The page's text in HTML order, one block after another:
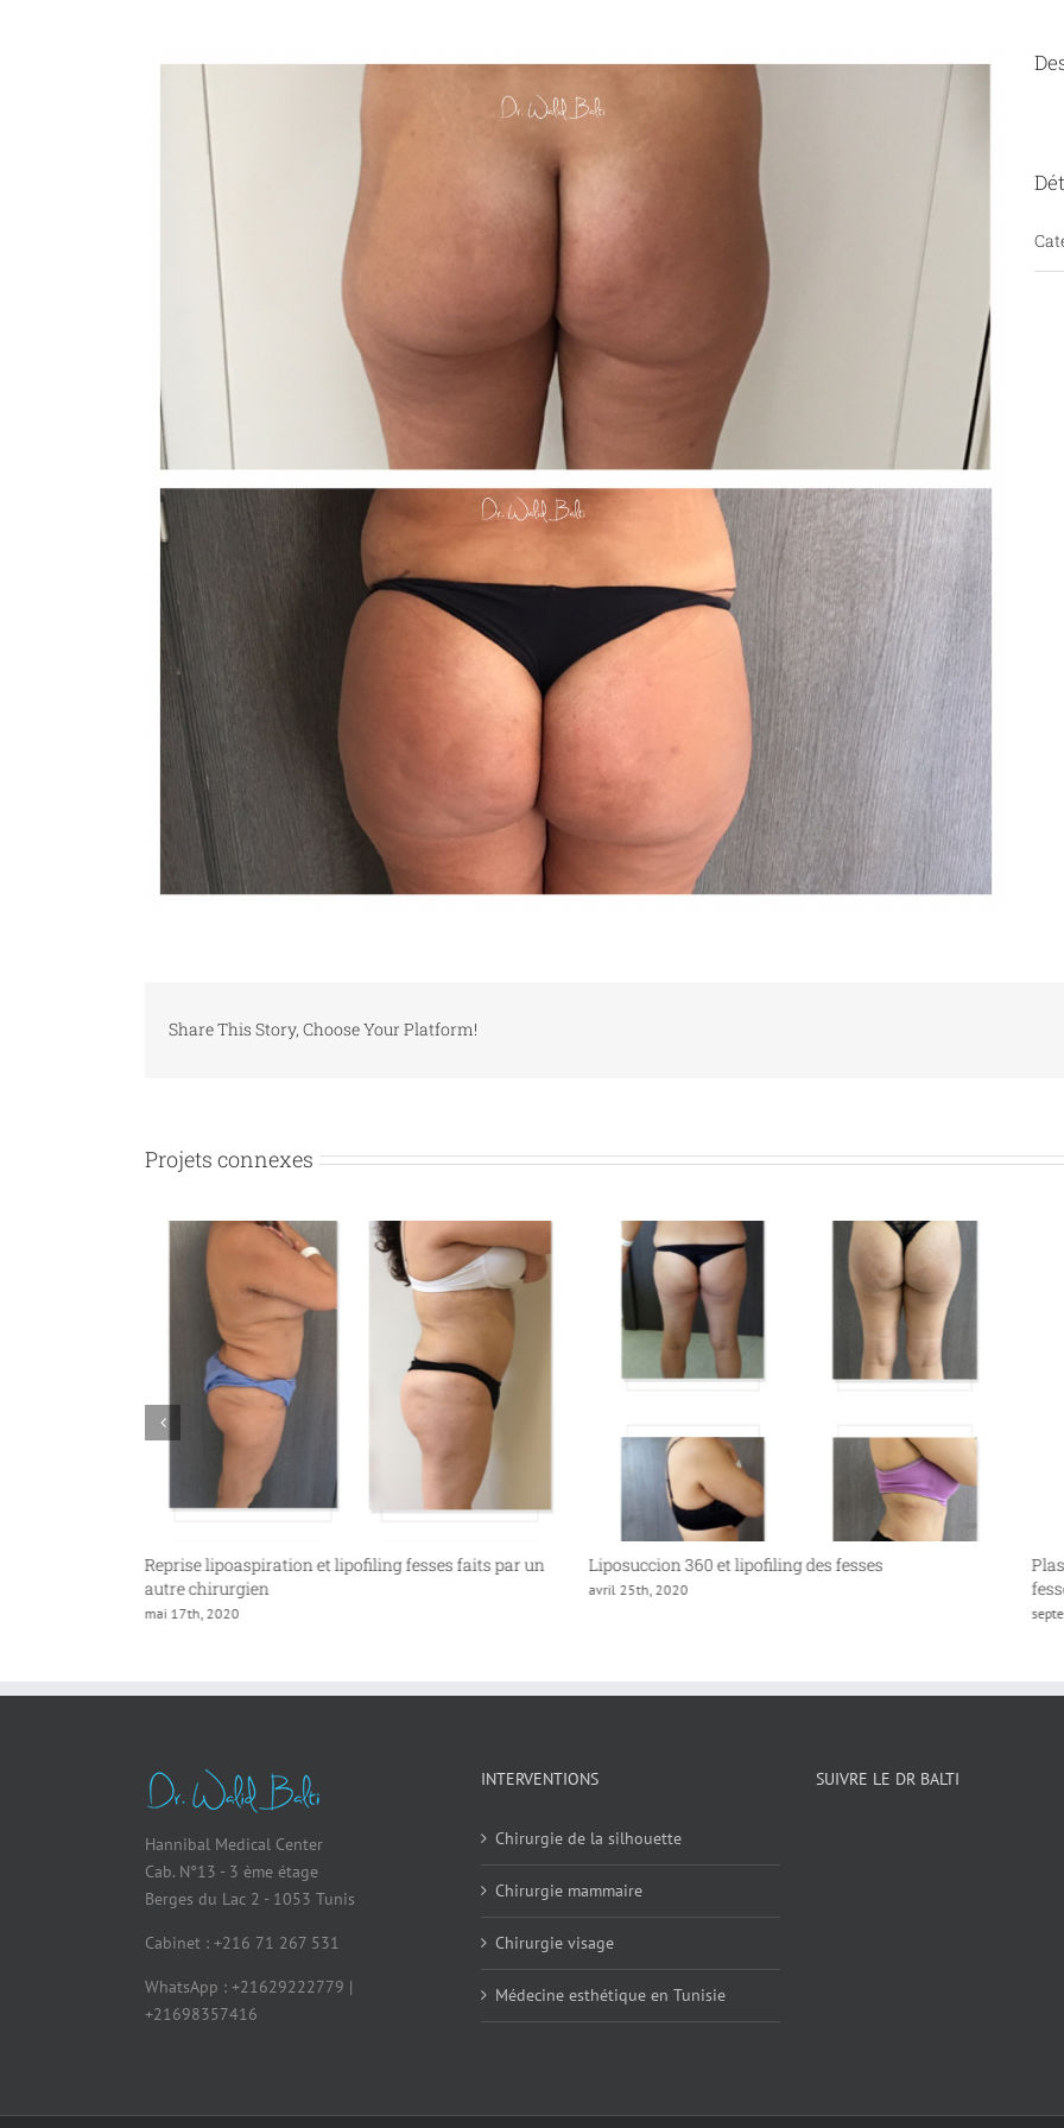
View
Share This Story, Choose Your Platform!
Projets connexes
Reprise lipoaspiration et lipofiling fesses faits par un
autre chirurgien
mai 17th, 2020
Liposuccion 360 et lipofiling des fesses
avril 25th, 2020
Hannibal Medical Center
Cab. N°13 - 3 ème étage
Berges du Lac 2 - 1053 Tunis
Cabinet : +216 71 267 531
WhatsApp : +21629222779 |
+21698357416
INTERVENTIONS
Chirurgie de la silhouette
Chirurgie mammaire
Chirurgie visage
Médecine esthétique en Tunisie
SUIVRE LE DR BALTI